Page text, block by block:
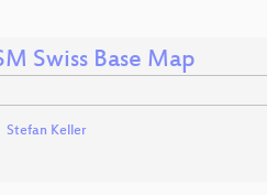
Swiss Base Map
Stefan Keller